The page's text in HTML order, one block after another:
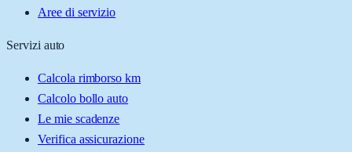
Aree di servizio
Servizi auto
Calcola rimborso km
Calcolo bollo auto
Le mie scadenze
Verifica assicurazione